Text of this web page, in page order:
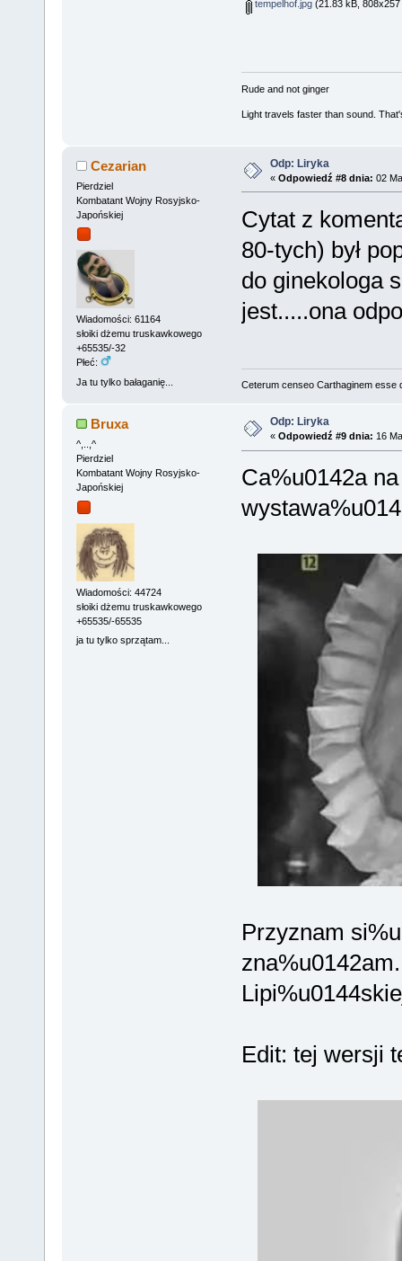
tempelhof.jpg(21.83 kB,
Rude and not ginger
Light travels faster than sound.
Cezarian
Pierdziel
Kombatant Wojny Rosyjsko-
Japońskiej
Wiadomości: 61164
słoiki dżemu truskawkowego
+65535/-32
Płeć:
Ja tu tylko bałaganię...
Odp: Liryka
« Odpowiedź #8 dnia: 02
Cytat z
80-tych) był
do ginekologa
jest.....ona
Ceterum censeo Carthaginem esse
Bruxa
^,..,^
Pierdziel
Kombatant Wojny Rosyjsko-
Japońskiej
Wiadomości: 44724
słoiki dżemu truskawkowego
+65535/-65535
ja tu tylko sprzątam...
Odp: Liryka
« Odpowiedź #9 dnia: 16
Ca%u0142a
Przyznam
Edit: tej wersji